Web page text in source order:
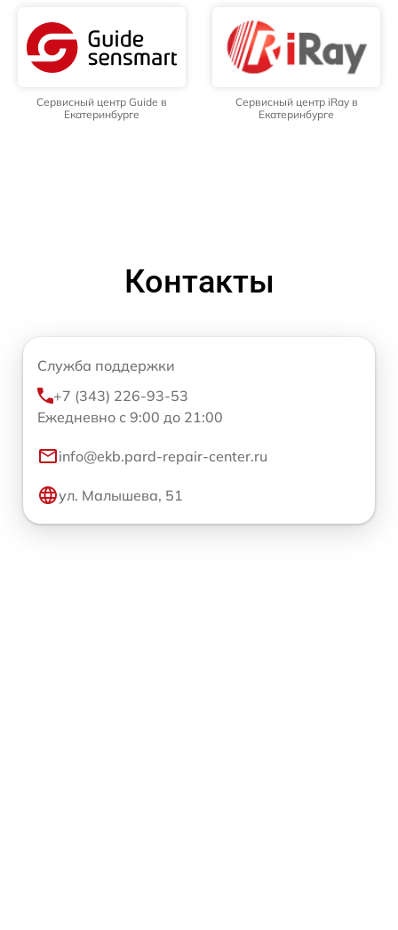
Сервисный центр Guide в
Екатеринбурге
Сервисный центр iRay в
Екатеринбурге
Контакты
Служба поддержки
+7 (343) 226-93-53
Ежедневно с 9:00 до 21:00
info@ekb.pard-repair-center.ru
ул. Малышева, 51